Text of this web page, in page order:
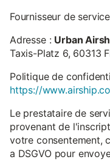
Fournisseur de
Adresse : Urban
Taxis-Platz 6, 60313
Politique de
https://
Le prestataire de
provenant de
votre consentement,
a DSGVO pour